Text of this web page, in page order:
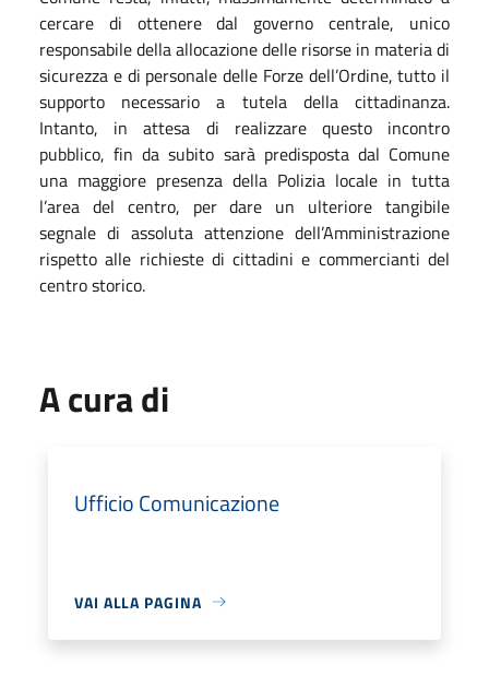
cercare di ottenere dal governo centrale, unico
responsabile della allocazione delle risorse in materia di
sicurezza e di personale delle Forze dell’Ordine, tutto il
supporto necessario a tutela della cittadinanza.
Intanto, in attesa di realizzare questo incontro
pubblico, fin da subito sarà predisposta dal Comune
una maggiore presenza della Polizia locale in tutta
l’area del centro, per dare un ulteriore tangibile
segnale di assoluta attenzione dell’Amministrazione
rispetto alle richieste di cittadini e commercianti del
centro storico.
A cura di
Ufficio Comunicazione
VAI ALLA PAGINA